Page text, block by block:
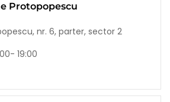
Protopopescu
nr. 6, parter, sector 2
19:00